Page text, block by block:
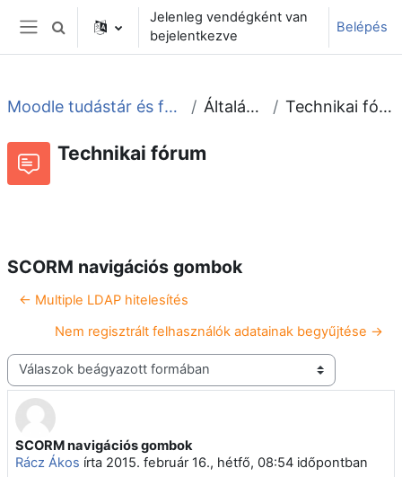
Tovább a fő tartalomhoz
Oldalpanel
Keresési bemeneti adatok váltása
Jelenleg vendégként van
bejelentkezve
Belépés
Moodle tudástár és fórum Általános Technikai fórum
Technikai fórum
SCORM navigációs gombok
← Multiple LDAP hitelesítés
Nem regisztrált felhasználók adatainak begyűjtése →
Megjelenítési mód
SCORM navigációs gombok
Rácz Ákos írta 2015. február 16., hétfő, 08:54 időpontban
Válaszok szám: 0